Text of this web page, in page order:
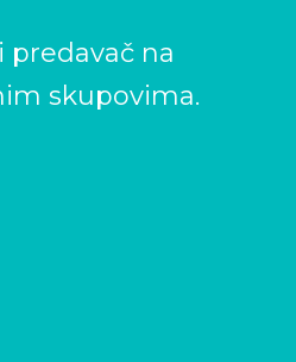
na
skupovima.